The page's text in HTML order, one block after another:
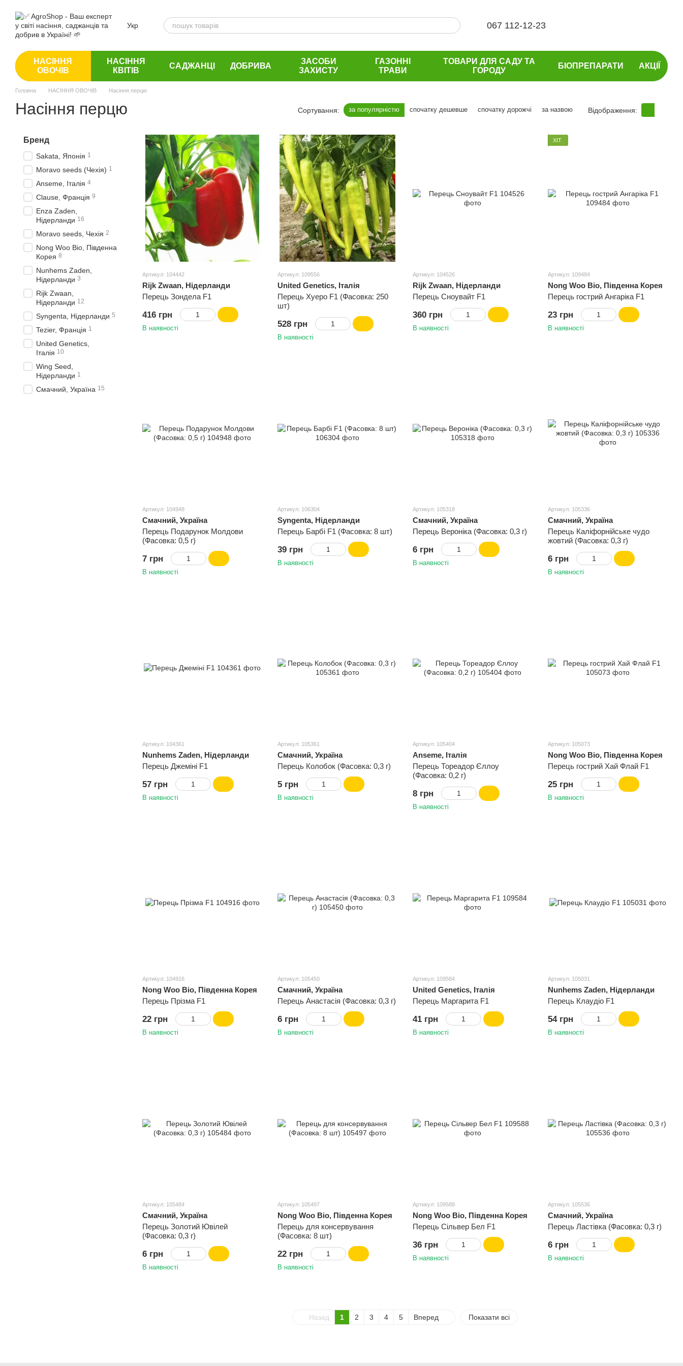
Укр 067 112-12-23
НАСІННЯ
ОВОЧІВ
НАСІННЯ
КВІТІВ
САДЖАНЦІ ДОБРИВА
ЗАСОБИ
ЗАХИСТУ
ГАЗОННІ
ТРАВИ
ТОВАРИ ДЛЯ САДУ ТА
ГОРОДУ
БІОПРЕПАРАТИ АКЦІЇ
Головна НАСІННЯ ОВОЧІВ Насіння перцю
Насіння перцю Сортування: за популярністю спочатку дешевше спочатку дорожчі за назвою Відображення:
Артикул: 104442
Rijk Zwaan, Нідерланди
Перець Зондела F1
416 грн
В наявності
Артикул: 109556
United Genetics, Італія
Перець Хуеро F1 (Фасовка: 250
шт)
528 грн
В наявності
Артикул: 104526
Rijk Zwaan, Нідерланди
Перець Сноувайт F1
360 грн
В наявності
ХІТ
Артикул: 109484
Nong Woo Bio, Південна Корея
Перець гострий Ангаріка F1
23 грн
В наявності
Артикул: 104948
Смачний, Україна
Перець Подарунок Молдови
(Фасовка: 0,5 г)
7 грн
В наявності
Артикул: 106304
Syngenta, Нідерланди
Перець Барбі F1 (Фасовка: 8 шт)
39 грн
В наявності
Артикул: 105318
Смачний, Україна
Перець Вероніка (Фасовка: 0,3 г)
6 грн
В наявності
Артикул: 105336
Смачний, Україна
Перець Каліфорнійське чудо
жовтий (Фасовка: 0,3 г)
6 грн
В наявності
Артикул: 104361
Nunhems Zaden, Нідерланди
Перець Джеміні F1
57 грн
В наявності
Артикул: 105361
Смачний, Україна
Перець Колобок (Фасовка: 0,3 г)
5 грн
В наявності
Артикул: 105404
Anseme, Італія
Перець Тореадор Єллоу
(Фасовка: 0,2 г)
8 грн
В наявності
Артикул: 105073
Nong Woo Bio, Південна Корея
Перець гострий Хай Флай F1
25 грн
В наявності
Артикул: 104916
Nong Woo Bio, Південна Корея
Перець Прізма F1
22 грн
В наявності
Артикул: 105450
Смачний, Україна
Перець Анастасія (Фасовка: 0,3 г)
6 грн
В наявності
Артикул: 109584
United Genetics, Італія
Перець Маргарита F1
41 грн
В наявності
Артикул: 105031
Nunhems Zaden, Нідерланди
Перець Клаудіо F1
54 грн
В наявності
Артикул: 105484
Смачний, Україна
Перець Золотий Ювілей
(Фасовка: 0,3 г)
6 грн
В наявності
Артикул: 105497
Nong Woo Bio, Південна Корея
Перець для консервування
(Фасовка: 8 шт)
22 грн
В наявності
Артикул: 109588
Nong Woo Bio, Південна Корея
Перець Сільвер Бел F1
36 грн
В наявності
Артикул: 105536
Смачний, Україна
Перець Ластівка (Фасовка: 0,3 г)
6 грн
В наявності
Назад 1 2 3 4 5 Вперед Показати всі
Бренд
Sakata, Японія 1
Moravo seeds (Чехія) 1
Anseme, Італія 4
Clause, Франція 9
Enza Zaden,
Нідерланди 16
Moravo seeds, Чехія 2
Nong Woo Bio, Південна
Корея 8
Nunhems Zaden,
Нідерланди 3
Rijk Zwaan,
Нідерланди 12
Syngenta, Нідерланди 5
Tezier, Франція 1
United Genetics,
Італія 10
Wing Seed,
Нідерланди 1
Смачний, Україна 15